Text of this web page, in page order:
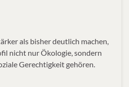
als bisher deutlich machen,
nicht nur Ökologie, sondern
Gerechtigkeit gehören.